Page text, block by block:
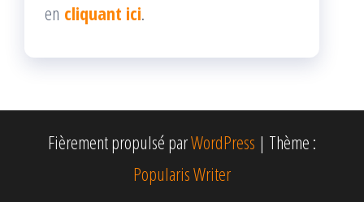
en cliquant ici.
Fièrement propulsé parWordPress | Thème :
Popularis Writer